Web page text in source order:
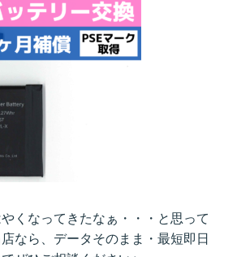
くなってきたなぁ・・・と思って
なら、データそのまま・最短即日